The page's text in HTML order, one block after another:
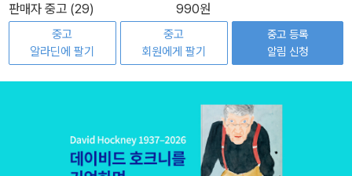
판매자 중고 (29)
990원
중고
알라딘에 팔기
중고
회원에게 팔기
중고 등록
알림 신청